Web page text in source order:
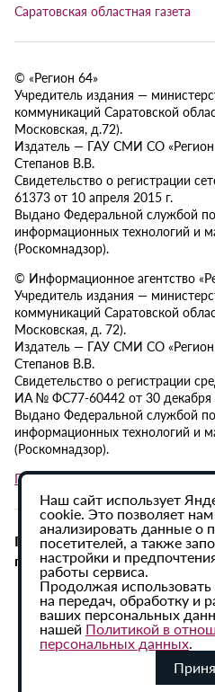
Саратовская областная газета
© «Регион 64»
Учредитель издания —
коммуникаций Саратовской
Московская, д.72).
Издатель — ГАУ СМИ СО «Регион
Степанов В.В.
Свидетельство о регистрации
61373 от 10 апреля 2015 г.
Выдано Федеральной службой
информационных технологий и
(Роскомнадзор).
© Информационное агентство
Учредитель издания —
коммуникаций Саратовской
Московская, д. 72).
Издатель — ГАУ СМИ СО «Регион
Степанов В.В.
Свидетельство о регистрации
ИА № ФС77-60442 от 30 декабря
Выдано Федеральной службой
информационных технологий и
(Роскомнадзор).
Политика в отношении
При использовании
гиперссылка на ИА «Регион
Наш сайт использует
cookie. Это позволяет
анализировать данные о
посетителей, а также
настройки и
работы сервиса.
Продолжая использовать
на передач, обработку и
ваших персональных
нашей Политикой в
персональных данных.